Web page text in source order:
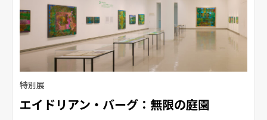
特別展
エイドリアン・バーグ：無限の庭園